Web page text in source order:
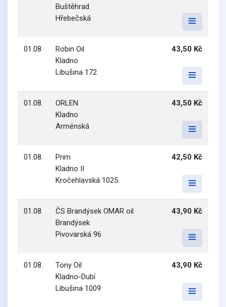
Buštěhrad
Hřebečská
01.08.
Robin Oil
Kladno
Libušina 172
43,50 Kč
01.08.
ORLEN
Kladno
Arménská
43,50 Kč
01.08.
Prim
Kladno II
Kročehlavská 1025
42,50 Kč
01.08.
ČS Brandýsek OMAR oil
Brandýsek
Pivovarská 96
43,90 Kč
01.08.
Tony Oil
Kladno-Dubí
Libušina 1009
43,90 Kč